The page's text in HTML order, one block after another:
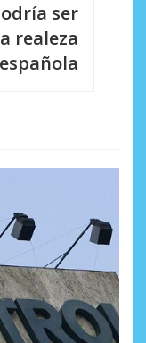
ser
realeza
española